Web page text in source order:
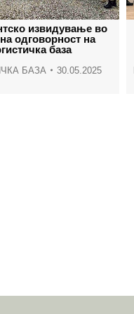
извидување во
одговорност на
база
БАЗА 30.05.2025